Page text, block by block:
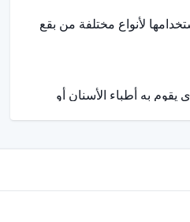
لأنواع مختلفة من بقع
به أطباء الأسنان أو
أن يكون هذا الإجراء حلاً
الرقيقة المصنوعة حسب
تُستخدم هذه القشرة